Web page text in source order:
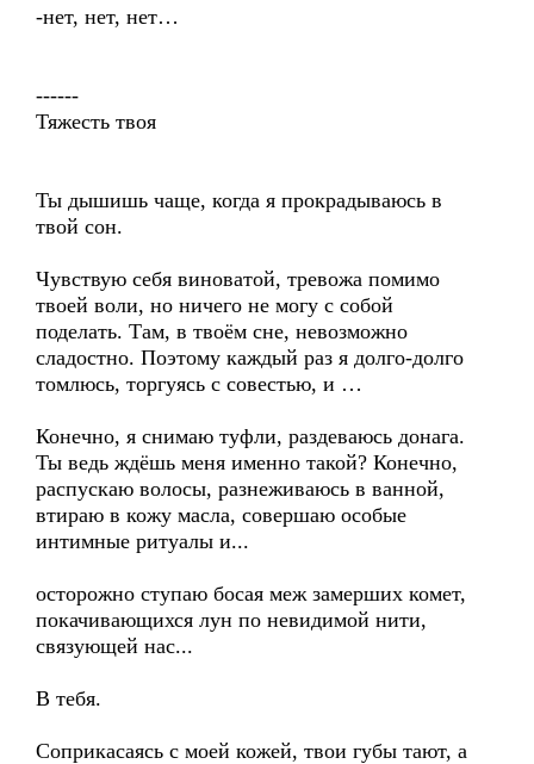
-нет, нет, нет…
------
Тяжесть твоя
Ты дышишь чаще, когда я прокрадываюсь в
твой сон.
Чувствую себя виноватой, тревожа помимо
твоей воли, но ничего не могу с собой
поделать. Там, в твоём сне, невозможно
сладостно. Поэтому каждый раз я долго-долго
томлюсь, торгуясь с совестью, и …
Конечно, я снимаю туфли, раздеваюсь донага.
Ты ведь ждёшь меня именно такой? Конечно,
распускаю волосы, разнеживаюсь в ванной,
втираю в кожу масла, совершаю особые
интимные ритуалы и...
осторожно ступаю босая меж замерших комет,
покачивающихся лун по невидимой нити,
связующей нас...
В тебя.
Соприкасаясь с моей кожей, твои губы тают, а